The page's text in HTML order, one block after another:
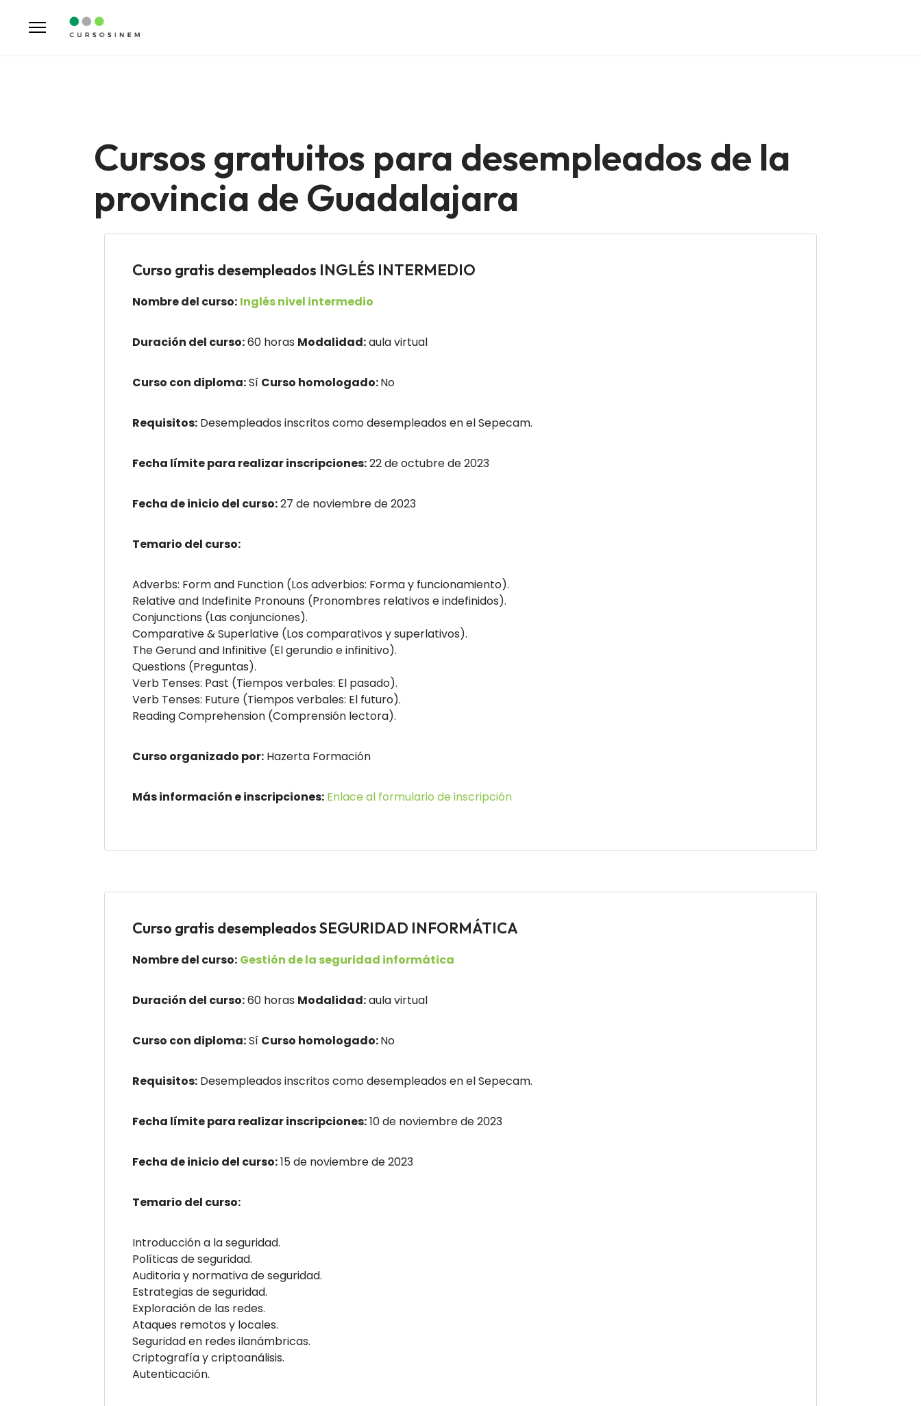
Cursos gratuitos para desempleados de la
provincia de Guadalajara
Curso gratis desempleados INGLÉS INTERMEDIO
Nombre del curso: Inglés nivel intermedio
Duración del curso:60 horas Modalidad:aula virtual
Curso con diploma:Sí Curso homologado:No
Requisitos: Desempleados inscritos como desempleados en el Sepecam.
Fecha límite para realizar inscripciones:22 de octubre de 2023
Fecha de inicio del curso:27 de noviembre de 2023
Temario del curso:
Adverbs: Form and Function (Los adverbios: Forma y funcionamiento).
Relative and Indefinite Pronouns (Pronombres relativos e indefinidos).
Conjunctions (Las conjunciones).
Comparative & Superlative (Los comparativos y superlativos).
The Gerund and Infinitive (El gerundio e infinitivo).
Questions (Preguntas).
Verb Tenses: Past (Tiempos verbales: El pasado).
Verb Tenses: Future (Tiempos verbales: El futuro).
Reading Comprehension (Comprensión lectora).
Curso organizado por: Hazerta Formación
Más información e inscripciones: Enlace al formulario de inscripción
Curso gratis desempleados SEGURIDAD INFORMÁTICA
Nombre del curso: Gestión de la seguridad informática
Duración del curso:60 horas Modalidad:aula virtual
Curso con diploma:Sí Curso homologado:No
Requisitos: Desempleados inscritos como desempleados en el Sepecam.
Fecha límite para realizar inscripciones:10 de noviembre de 2023
Fecha de inicio del curso:15 de noviembre de 2023
Temario del curso:
Introducción a la seguridad.
Políticas de seguridad.
Auditoria y normativa de seguridad.
Estrategias de seguridad.
Exploración de las redes.
Ataques remotos y locales.
Seguridad en redes ilanámbricas.
Criptografía y criptoanálisis.
Autenticación.